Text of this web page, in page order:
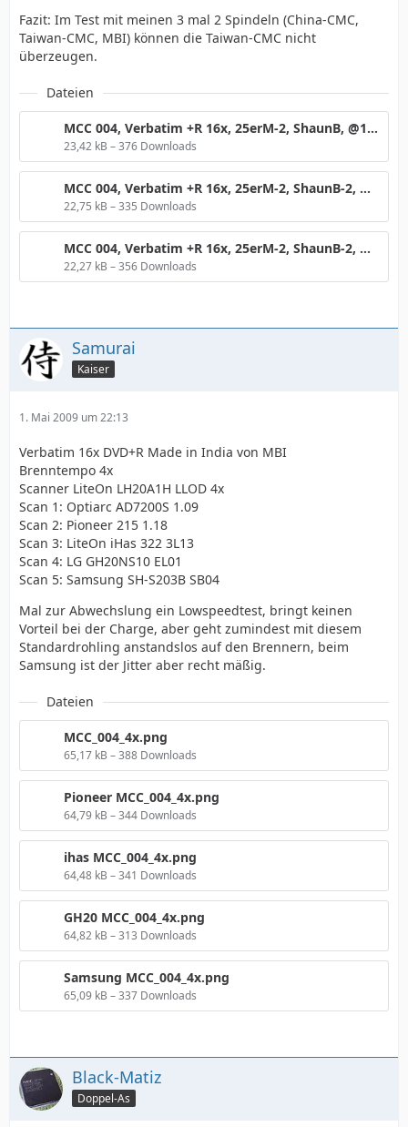
Fazit: Im Test mit meinen 3 mal 2 Spindeln (China-CMC,
Taiwan-CMC, MBI) können die Taiwan-CMC nicht
überzeugen.
Dateien
MCC 004, Verbatim +R 16x, 25erM-2, ShaunB, @16x.png
23,42 kB – 376 Downloads
MCC 004, Verbatim +R 16x, 25erM-2, ShaunB-2, @16x.png
22,75 kB – 335 Downloads
MCC 004, Verbatim +R 16x, 25erM-2, ShaunB-2, @16xRLO8.png
22,27 kB – 356 Downloads
Samurai
Kaiser
1. Mai 2009 um 22:13
Verbatim 16x DVD+R Made in India von MBI
Brenntempo 4x
Scanner LiteOn LH20A1H LLOD 4x
Scan 1: Optiarc AD7200S 1.09
Scan 2: Pioneer 215 1.18
Scan 3: LiteOn iHas 322 3L13
Scan 4: LG GH20NS10 EL01
Scan 5: Samsung SH-S203B SB04
Mal zur Abwechslung ein Lowspeedtest, bringt keinen
Vorteil bei der Charge, aber geht zumindest mit diesem
Standardrohling anstandslos auf den Brennern, beim
Samsung ist der Jitter aber recht mäßig.
Dateien
MCC_004_4x.png
65,17 kB – 388 Downloads
Pioneer MCC_004_4x.png
64,79 kB – 344 Downloads
ihas MCC_004_4x.png
64,48 kB – 341 Downloads
GH20 MCC_004_4x.png
64,82 kB – 313 Downloads
Samsung MCC_004_4x.png
65,09 kB – 337 Downloads
Black-Matiz
Doppel-As